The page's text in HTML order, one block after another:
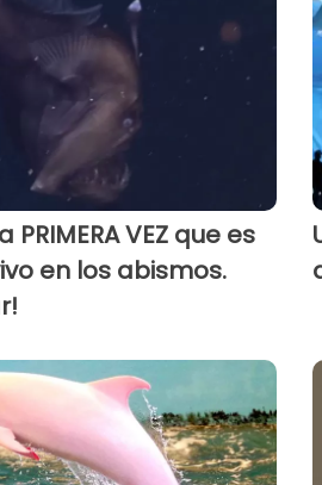
PRIMERA VEZ que es
en los abismos.